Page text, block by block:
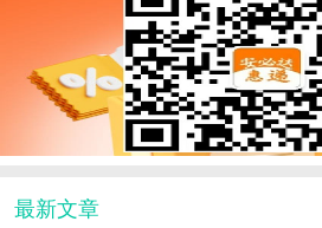
最新文章